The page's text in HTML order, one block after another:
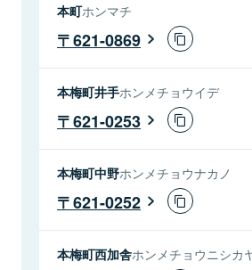
本町ホンマチ
621-0869
本梅町井手ホンメチョウイデ
621-0253
本梅町中野ホンメチョウナカノ
621-0252
本梅町西加舎ホンメチョウニシカ